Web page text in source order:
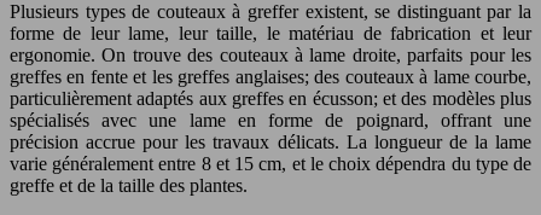
Plusieurs types de couteaux à greffer existent, se distinguant par la
forme de leur lame, leur taille, le matériau de fabrication et leur
ergonomie. On trouve des couteaux à lame droite, parfaits pour les
greffes en fente et les greffes anglaises; des couteaux à lame courbe,
particulièrement adaptés aux greffes en écusson; et des modèles plus
spécialisés avec une lame en forme de poignard, offrant une
précision accrue pour les travaux délicats. La longueur de la lame
varie généralement entre 8 et 15 cm, et le choix dépendra du type de
greffe et de la taille des plantes.